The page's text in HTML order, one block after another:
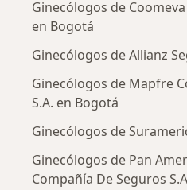
Ginecólogos de
en Bogotá
Ginecólogos de Allianz
Ginecólogos de Mapfre
S.A. en Bogotá
Ginecólogos de
Ginecólogos de Pan
Compañía De Seguros